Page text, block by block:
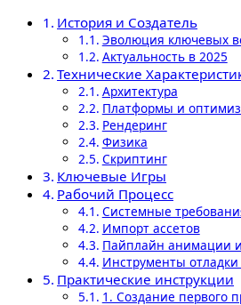
История и Создатель
Эволюция ключевых
Актуальность в 2025
Технические
Архитектура
Платформы и
Рендеринг
Физика
Скриптинг
Ключевые Игры
Рабочий Процесс
Системные
Импорт ассетов
Пайплайн анимации и
Инструменты
Практические инструкции
1. Создание первого